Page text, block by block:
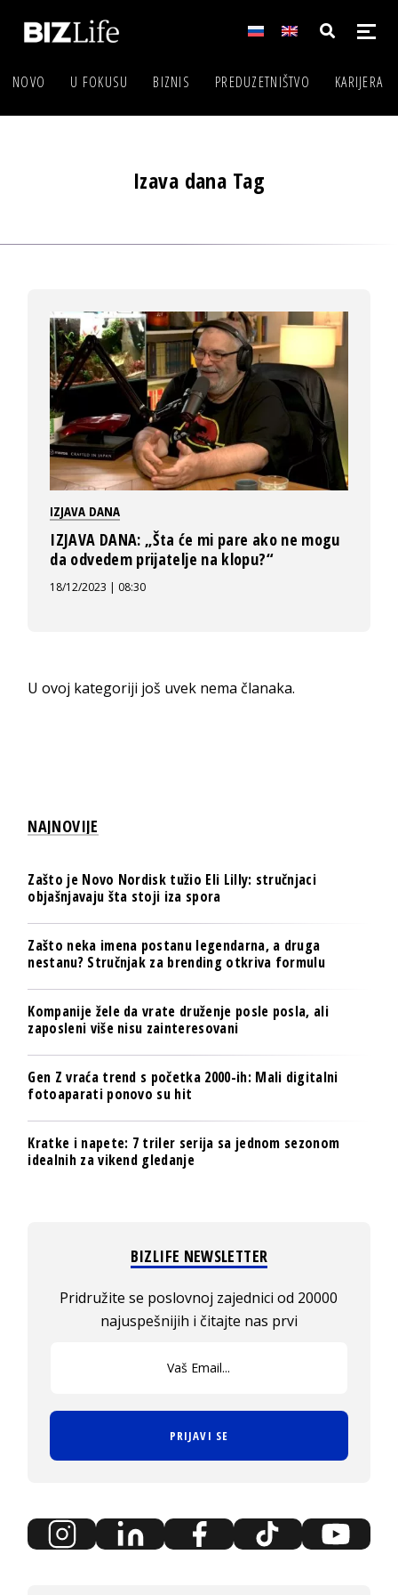
NOVO U FOKUSU BIZNIS PREDUZETNIŠTVO KARIJERA
Izava dana Tag
IZJAVA DANA
IZJAVA DANA: „Šta će mi pare ako ne mogu
da odvedem prijatelje na klopu?“
18/12/2023 | 08:30
U ovoj kategoriji još uvek nema članaka.
NAJNOVIJE
Zašto je Novo Nordisk tužio Eli Lilly: stručnjaci
objašnjavaju šta stoji iza spora
Zašto neka imena postanu legendarna, a druga
nestanu? Stručnjak za brending otkriva formulu
Kompanije žele da vrate druženje posle posla, ali
zaposleni više nisu zainteresovani
Gen Z vraća trend s početka 2000-ih: Mali digitalni
fotoaparati ponovo su hit
Kratke i napete: 7 triler serija sa jednom sezonom
idealnih za vikend gledanje
BIZLIFE NEWSLETTER
Pridružite se poslovnoj zajednici od 20000
najuspešnijih i čitajte nas prvi
PRIJAVI SE